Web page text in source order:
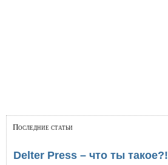
Последние статьи
Delter Press – что ты такое?!